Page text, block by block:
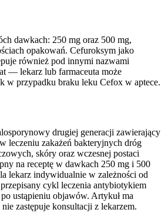
dawkach: 250 mg oraz 500 mg,
opakowań. Cefuroksym jako
również pod innymi nazwami
— lekarz lub farmaceuta może
w przypadku braku leku Cefox w aptece.
drugiej generacji zawierający
leczeniu zakażeń bakteryjnych dróg
skóry oraz wczesnej postaci
na receptę w dawkach 250 mg i 500
lekarz indywidualnie w zależności od
cykl leczenia antybiotykiem
ustąpieniu objawów. Artykuł ma
zastępuje konsultacji z lekarzem.